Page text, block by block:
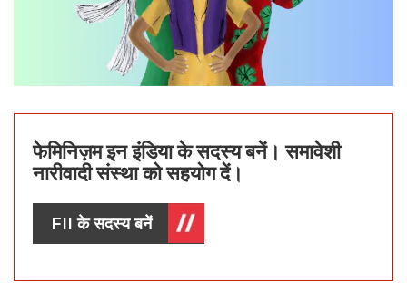
फेमिनिज़म इन इंडिया के सदस्य बनें। समावेशी
नारीवादी संस्था को सहयोग दें।
FII के सदस्य बनें